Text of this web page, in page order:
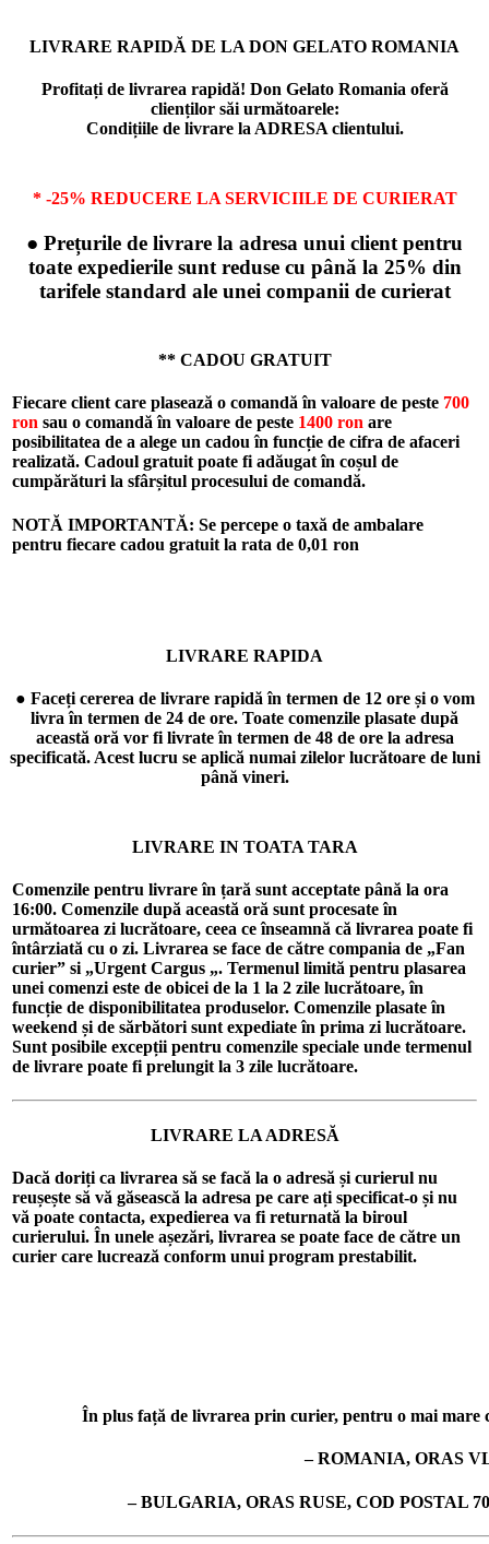
LIVRARE RAPIDĂ DE LA DON GELATO ROMANIA
Profitați de livrarea rapidă! Don Gelato Romania oferă
clienților săi următoarele:
Condițiile de livrare la ADRESA clientului.
* -25% REDUCERE LA SERVICIILE DE CURIERAT
● Prețurile de livrare la adresa unui client pentru
toate expedierile sunt reduse cu până la 25% din
tarifele standard ale unei companii de curierat
** CADOU GRATUIT
Fiecare client care plasează o comandă în valoare de peste 700
ron sau o comandă în valoare de peste 1400 ron are
posibilitatea de a alege un cadou în funcție de cifra de afaceri
realizată. Cadoul gratuit poate fi adăugat în coșul de
cumpărături la sfârșitul procesului de comandă.
NOTĂ IMPORTANTĂ: Se percepe o taxă de ambalare
pentru fiecare cadou gratuit la rata de 0,01 ron
LIVRARE RAPIDA
● Faceți cererea de livrare rapidă în termen de 12 ore și o vom
livra în termen de 24 de ore. Toate comenzile plasate după
această oră vor fi livrate în termen de 48 de ore la adresa
specificată. Acest lucru se aplică numai zilelor lucrătoare de luni
până vineri.
LIVRARE IN TOATA TARA
Comenzile pentru livrare în țară sunt acceptate până la ora
16:00. Comenzile după această oră sunt procesate în
următoarea zi lucrătoare, ceea ce înseamnă că livrarea poate fi
întârziată cu o zi. Livrarea se face de către compania de „Fan
curier” si „Urgent Cargus „. Termenul limită pentru plasarea
unei comenzi este de obicei de la 1 la 2 zile lucrătoare, în
funcție de disponibilitatea produselor. Comenzile plasate în
weekend și de sărbători sunt expediate în prima zi lucrătoare.
Sunt posibile excepții pentru comenzile speciale unde termenul
de livrare poate fi prelungit la 3 zile lucrătoare.
LIVRARE LA ADRESĂ
Dacă doriți ca livrarea să se facă la o adresă și curierul nu
reușește să vă găsească la adresa pe care ați specificat-o și nu
vă poate contacta, expedierea va fi returnată la biroul
curierului. În unele așezări, livrarea se poate face de către un
curier care lucrează conform unui program prestabilit.
În plus față de livrarea prin curier, pentru o mai mare
– ROMANIA, ORAS
– BULGARIA, ORAS RUSE, COD POSTAL